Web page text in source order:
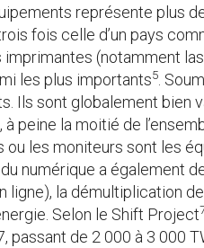
représente plus
fois celle d’un pays
(notamment
les plus importants5 .
sont globalement bien
peine la moitié de
ou les moniteurs sont les
numérique a également
ligne), la démultiplication
Selon le Shift Project
de 2 000 à 3 000